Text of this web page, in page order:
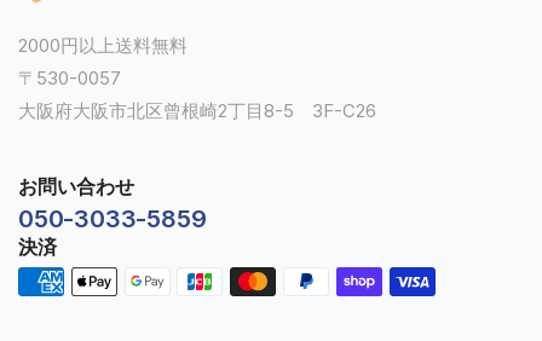
2000円以上送料無料
〒530-0057
大阪府大阪市北区曾根崎2丁目8-5 3F-C26
お問い合わせ
050-3033-5859
決済